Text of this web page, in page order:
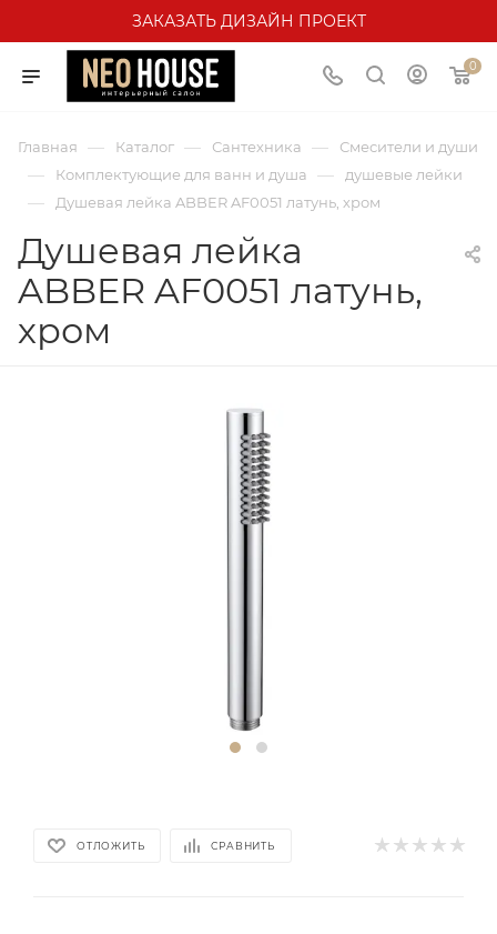
ЗАКАЗАТЬ ДИЗАЙН ПРОЕКТ
0
Главная — Каталог — Сантехника — Смесители и души
— Комплектующие для ванн и душа — душевые лейки
— Душевая лейка ABBER AF0051 латунь, хром
Душевая лейка
ABBER AF0051 латунь,
хром
ОТЛОЖИТЬ СРАВНИТЬ